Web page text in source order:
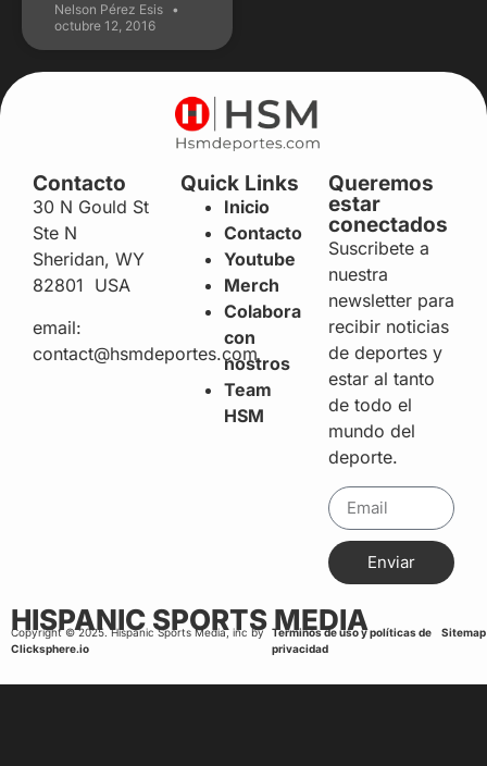
Nelson Pérez Esis
octubre 12, 2016
Contacto
30 N Gould St
Ste N
Sheridan, WY
82801 USA
email:
contact@hsmdeportes.com
Quick Links
Inicio
Contacto
Youtube
Merch
Colabora
con
nostros
Team
HSM
Queremos
estar
conectados
Suscribete a
nuestra
newsletter para
recibir noticias
de deportes y
estar al tanto
de todo el
mundo del
deporte.
Enviar
HISPANIC SPORTS MEDIA
Copyright © 2025. Hispanic Sports Media, inc by
Clicksphere.io
Terminos de uso y políticas de
privacidad
Sitemap